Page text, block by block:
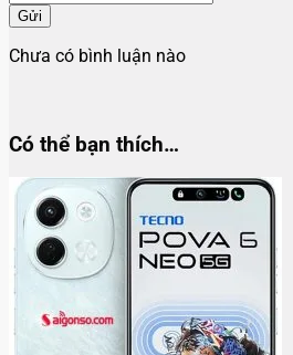
Gửi
Chưa có bình luận nào
Có thể bạn thích…